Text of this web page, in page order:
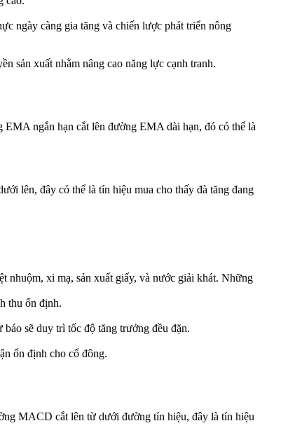
ngày càng gia tăng và chiến lược phát triển nông
sản xuất nhằm nâng cao năng lực cạnh tranh.
ngắn hạn cắt lên đường EMA dài hạn, đó có thể là
lên, đây có thể là tín hiệu mua cho thấy đà tăng đang
nhuộm, xi mạ, sản xuất giấy, và nước giải khát. Những
thu ổn định.
sẽ duy trì tốc độ tăng trưởng đều đặn.
ổn định cho cổ đông.
MACD cắt lên từ dưới đường tín hiệu, đây là tín hiệu